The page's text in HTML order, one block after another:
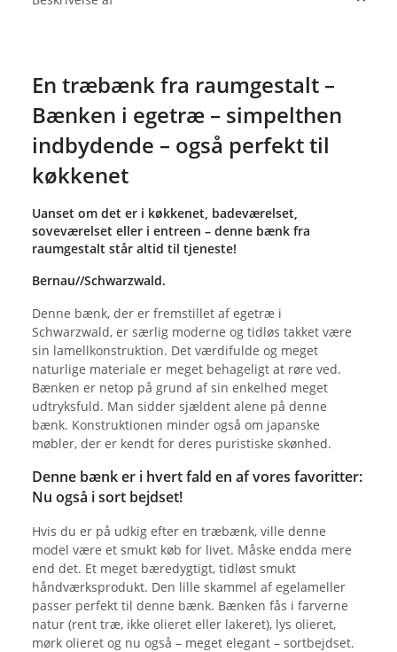
En træbænk fra raumgestalt –
Bænken i egetræ – simpelthen
indbydende – også perfekt til
køkkenet
Uanset om det er i køkkenet, badeværelset,
soveværelset eller i entreen – denne bænk fra
raumgestalt står altid til tjeneste!
Bernau//Schwarzwald.
Denne bænk, der er fremstillet af egetræ i
Schwarzwald, er særlig moderne og tidløs takket være
sin lamellkonstruktion. Det værdifulde og meget
naturlige materiale er meget behageligt at røre ved.
Bænken er netop på grund af sin enkelhed meget
udtryksfuld. Man sidder sjældent alene på denne
bænk. Konstruktionen minder også om japanske
møbler, der er kendt for deres puristiske skønhed.
Denne bænk er i hvert fald en af vores favoritter:
Nu også i sort bejdset!
Hvis du er på udkig efter en træbænk, ville denne
model være et smukt køb for livet. Måske endda mere
end det. Et meget bæredygtigt, tidløst smukt
håndværksprodukt. Den lille skammel af egelameller
passer perfekt til denne bænk. Bænken fås i farverne
natur (rent træ, ikke olieret eller lakeret), lys olieret,
mørk olieret og nu også – meget elegant – sortbejdset.